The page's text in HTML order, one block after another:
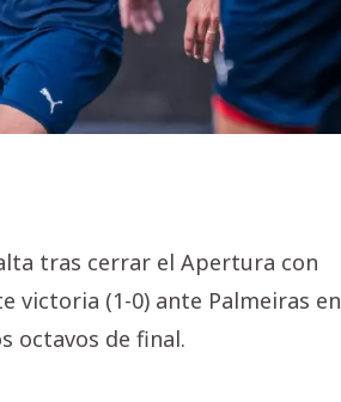
tras cerrar el Apertura con
victoria (1-0) ante Palmeiras en
octavos de final.